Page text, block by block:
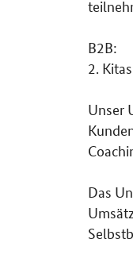
B2B:
2.
Unser
Das